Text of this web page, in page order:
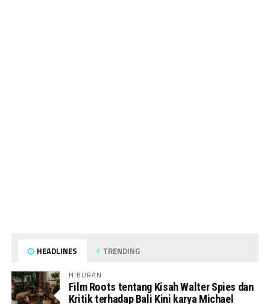
HEADLINES TRENDING
HIBURAN
Film Roots tentang Kisah Walter Spies dan
Kritik terhadap Bali Kini karya Michael